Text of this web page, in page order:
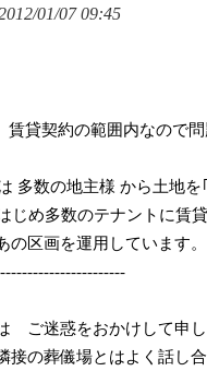
01/07 09:45
貸契約の範囲内なので
多数の地主様 から土地
じめ多数のテナントに賃貸
区画を運用しています。
ご迷惑をおかけして申
の葬儀場とはよく話し